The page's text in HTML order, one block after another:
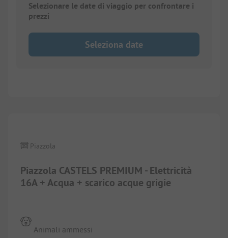
Selezionare le date di viaggio per confrontare i
prezzi
Seleziona date
Piazzola CASTELS PREMIUM - Elettricità
16A + Acqua + scarico acque grigie
Piazzola
Animali ammessi